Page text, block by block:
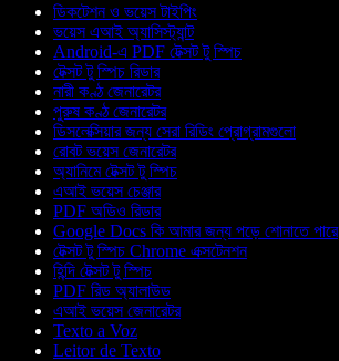
ডিকটেশন ও ভয়েস টাইপিং
ভয়েস এআই অ্যাসিস্ট্যান্ট
Android-এ PDF টেক্সট টু স্পিচ
টেক্সট টু স্পিচ রিডার
নারী কণ্ঠ জেনারেটর
পুরুষ কণ্ঠ জেনারেটর
ডিসলেক্সিয়ার জন্য সেরা রিডিং প্রোগ্রামগুলো
রোবট ভয়েস জেনারেটর
অ্যানিমে টেক্সট টু স্পিচ
এআই ভয়েস চেঞ্জার
PDF অডিও রিডার
Google Docs কি আমার জন্য পড়ে শোনাতে পারে
টেক্সট টু স্পিচ Chrome এক্সটেনশন
হিন্দি টেক্সট টু স্পিচ
PDF রিড অ্যালাউড
এআই ভয়েস জেনারেটর
Texto a Voz
Leitor de Texto